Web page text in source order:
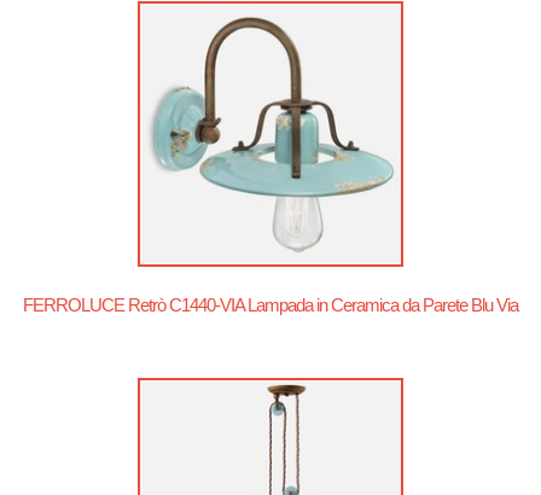
FERROLUCE Retrò C1440-VIA Lampada in Ceramica da Parete Blu Via